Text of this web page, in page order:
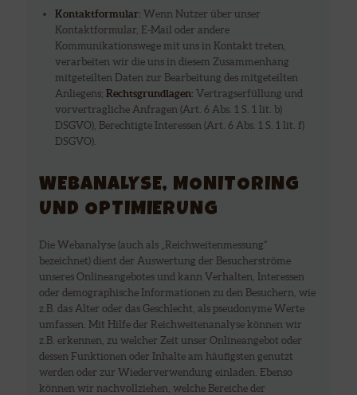
Kontaktformular: Wenn Nutzer über unser
Kontaktformular, E-Mail oder andere
Kommunikationswege mit uns in Kontakt treten,
verarbeiten wir die uns in diesem Zusammenhang
mitgeteilten Daten zur Bearbeitung des mitgeteilten
Anliegens; Rechtsgrundlagen: Vertragserfüllung und
vorvertragliche Anfragen (Art. 6 Abs. 1 S. 1 lit. b)
DSGVO), Berechtigte Interessen (Art. 6 Abs. 1 S. 1 lit. f)
DSGVO).
WEBANALYSE, MONITORING
UND OPTIMIERUNG
Die Webanalyse (auch als „Reichweitenmessung“
bezeichnet) dient der Auswertung der Besucherströme
unseres Onlineangebotes und kann Verhalten, Interessen
oder demographische Informationen zu den Besuchern, wie
z.B. das Alter oder das Geschlecht, als pseudonyme Werte
umfassen. Mit Hilfe der Reichweitenanalyse können wir
z.B. erkennen, zu welcher Zeit unser Onlineangebot oder
dessen Funktionen oder Inhalte am häufigsten genutzt
werden oder zur Wiederverwendung einladen. Ebenso
können wir nachvollziehen, welche Bereiche der